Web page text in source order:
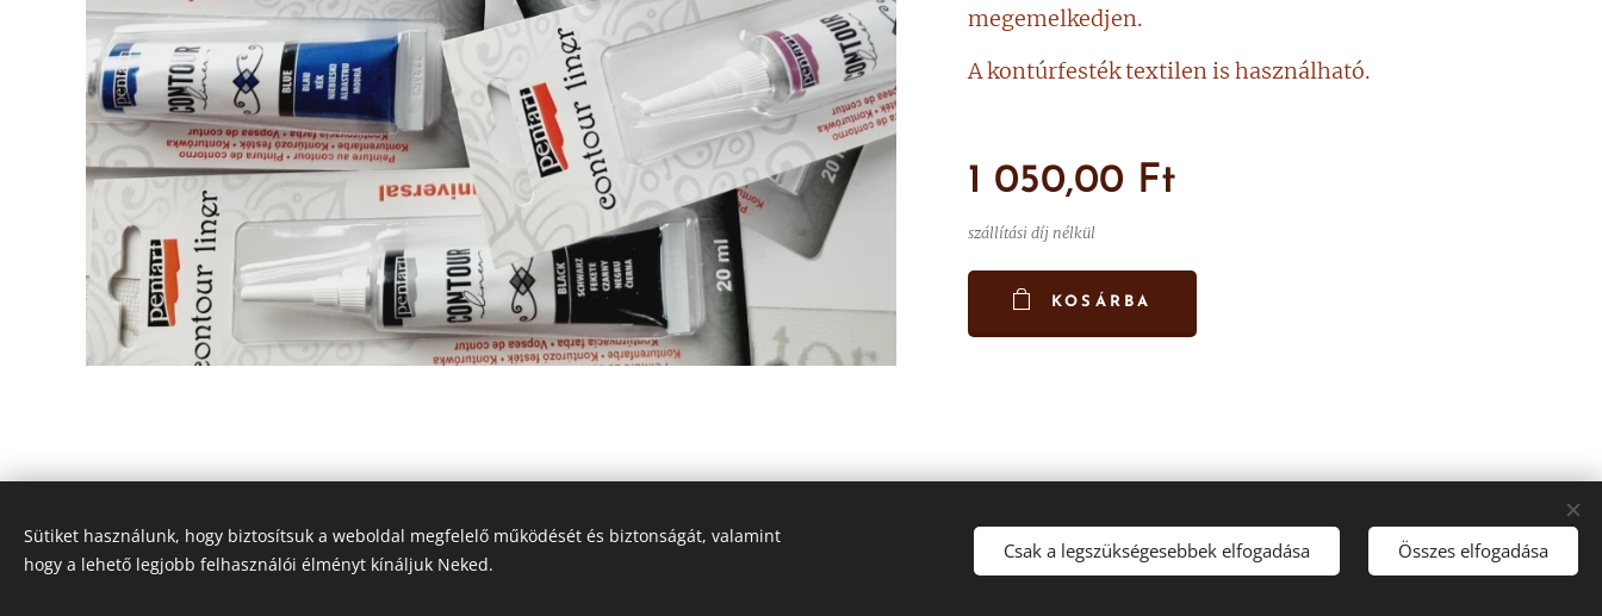
megemelkedjen.
A kontúrfesték textilen is használható.
1 050,00 Ft
szállítási díj nélkül
KOSÁRBA
© Vadász Orsolya - Minden jog fenntartva Sütik
Sütiket használunk, hogy biztosítsuk a weboldal megfelelő működését és biztonságát, valamint
hogy a lehető legjobb felhasználói élményt kínáljuk Neked.
Csak a legszükségesebbek elfogadása Összes elfogadása